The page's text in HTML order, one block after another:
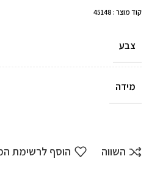
קוד מוצר : 45148
צבע
מידה
השווה הוסף לרשימת